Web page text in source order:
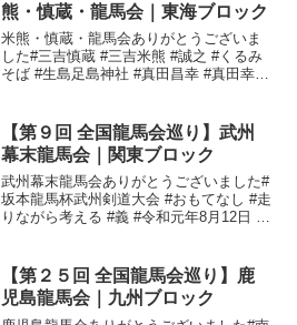
熊・慎蔵・龍馬会｜東海ブロック
米熊・慎蔵・龍馬会ありがとうございま
した#三吉慎蔵 #三吉米熊 #誠之 #くるみ
そば #生島足島神社 #真田昌幸 #真田幸村
【第９回 全国龍馬会巡り】武州
幕末龍馬会｜関東ブロック
武州幕末龍馬会ありがとうございました#
坂本龍馬杯武州剣道大会 #おもてなし #走
りながら考える #義 #令和元年8月12日 #
【第２５回 全国龍馬会巡り】鹿
児島龍馬会｜九州ブロック